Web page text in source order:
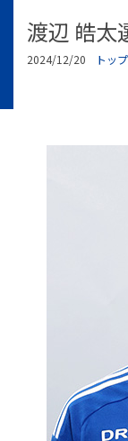
渡辺 皓太
2024/12/20 トッ